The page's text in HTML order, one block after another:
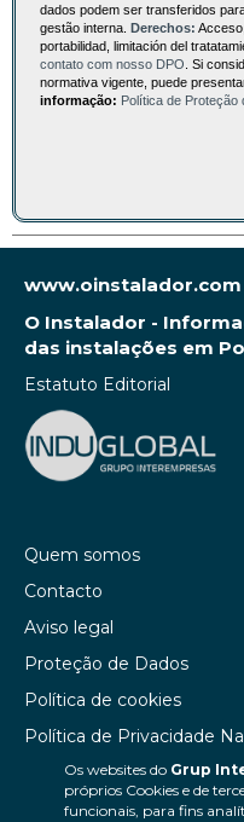
Os websites do Grup
próprios Cookies e de
funcionais, para fins
dados podem ser transferidos
gestão interna. Derechos:
portabilidad, limitación del
contato com nosso DPO . Si
normativa vigente, puede
informação: Política de Proteção
www.oinstalador.com
O Instalador -
das instalações em
Estatuto Editorial
Quem somos
Contacto
Aviso legal
Proteção de Dados
Política de cookies
Política de Privacidade
Canal de denúncias
Colaborações editoriais